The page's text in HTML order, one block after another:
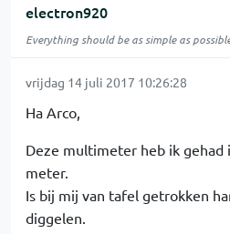
electron920
Everything should be as simple as
vrijdag 14 juli 2017 10:26:28
Ha Arco,
Deze multimeter heb ik gehad
meter.
Is bij mij van tafel getrokken
diggelen.